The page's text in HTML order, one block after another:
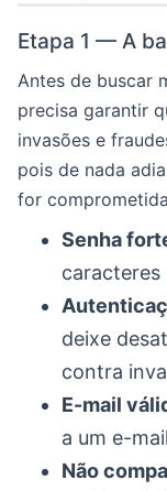
Etapa 1 — A
Antes de buscar
precisa garantir
invasões e
pois de nada
for
Senha
caracteres
deixe
contra
E-mail
a um e-
Não